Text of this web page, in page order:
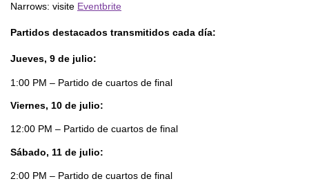
Narrows: visite Eventbrite
Partidos destacados transmitidos cada día:
Jueves, 9 de julio:
1:00 PM – Partido de cuartos de final
Viernes, 10 de julio:
12:00 PM – Partido de cuartos de final
Sábado, 11 de julio:
2:00 PM – Partido de cuartos de final